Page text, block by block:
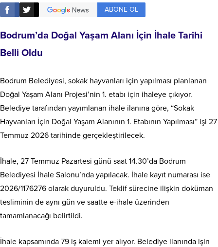
ABONE OL
Bodrum’da Doğal Yaşam Alanı İçin İhale Tarihi
Belli Oldu
Bodrum Belediyesi, sokak hayvanları için yapılması planlanan
Doğal Yaşam Alanı Projesi’nin 1. etabı için ihaleye çıkıyor.
Belediye tarafından yayımlanan ihale ilanına göre, “Sokak
Hayvanları İçin Doğal Yaşam Alanının 1. Etabının Yapılması” işi 27
Temmuz 2026 tarihinde gerçekleştirilecek.
İhale, 27 Temmuz Pazartesi günü saat 14.30’da Bodrum
Belediyesi İhale Salonu’nda yapılacak. İhale kayıt numarası ise
2026/1176276 olarak duyuruldu. Teklif sürecine ilişkin doküman
tesliminin de aynı gün ve saatte e-ihale üzerinden
tamamlanacağı belirtildi.
İhale kapsamında 79 iş kalemi yer alıyor. Belediye ilanında işin